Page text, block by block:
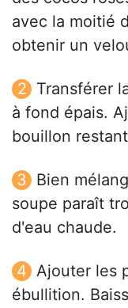
avec la moitié
obtenir un
Transférer
à fond épais.
bouillon
Bien
soupe paraît
d'eau chaude.
Ajouter les
ébullition.